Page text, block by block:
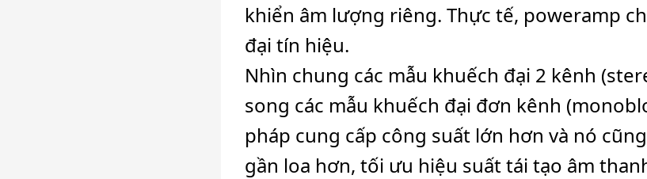
khiển âm lượng riêng. Thực tế, poweramp
đại tín hiệu.
Nhìn chung các mẫu khuếch đại 2 kênh
song các mẫu khuếch đại đơn kênh
pháp cung cấp công suất lớn hơn và nó
gần loa hơn, tối ưu hiệu suất tái tạo âm